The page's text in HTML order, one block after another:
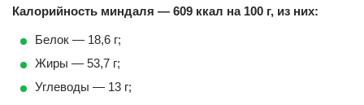
Калорийность миндаля — 609 ккал на 100 г, из них:
Белок — 18,6 г;
Жиры — 53,7 г;
Углеводы — 13 г;